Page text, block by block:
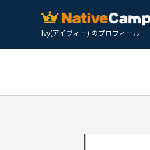
Ivy(アイヴィー) のプロフィール